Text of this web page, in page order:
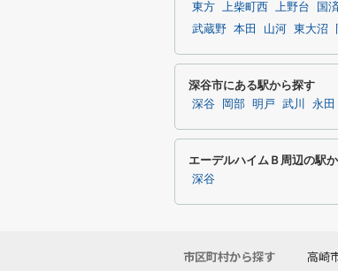
東方 上柴町西 上野台 国
武蔵野 本田 山河 東大沼
深谷市にある駅から探す
深谷 岡部 明戸 武川 永田
エーデルハイムＢ周辺の駅
深谷
市区町村から探す 高崎